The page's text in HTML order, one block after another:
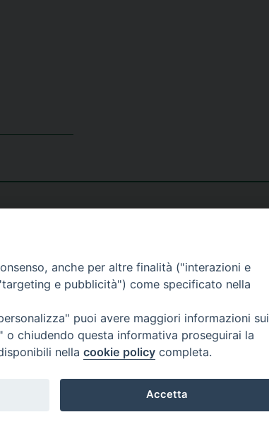
anche per altre finalità ("interazioni e
e pubblicità") come specificato nella
puoi avere maggiori informazioni sui
chiudendo questa informativa proseguirai la
nella cookie policy completa.
Accetta